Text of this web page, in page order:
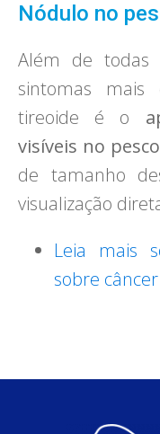
Nódulo no
Além de todas
sintomas
tireoide é o
visíveis no
de tamanho
visualização
Leia mais
sobre